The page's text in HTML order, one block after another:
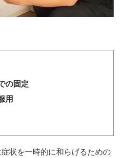
の固定
用
状を一時的に和らげるための